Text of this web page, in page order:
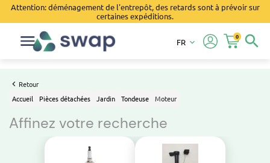
Attention: déménagement de l'entrepôt, des retards sont à prévoir sur
certaines expéditions.
search
0
FR keyboard_arrow_down
Retour
Accueil
Pièces détachées Jardin Tondeuse Moteur
Affinez votre recherche